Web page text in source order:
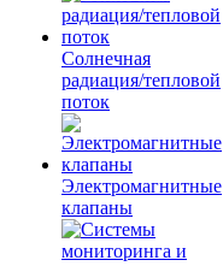
Солнечная
радиация/тепловой
поток
Электромагнитные
клапаны